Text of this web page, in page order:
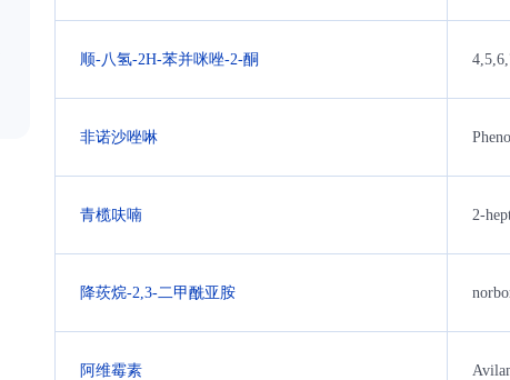
顺-八氢-2H-苯并咪唑-2-酮
非诺沙唑啉
青榄呋喃 2-
降莰烷-2,3-二甲酰亚胺
阿维霉素